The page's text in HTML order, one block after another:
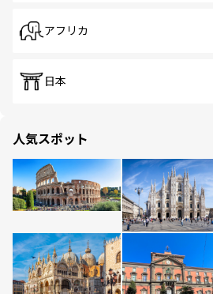
アフリカ
日本
人気スポット